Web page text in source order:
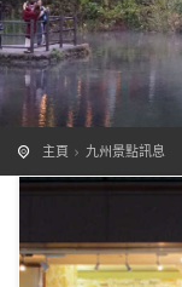
主頁 九州景點訊息